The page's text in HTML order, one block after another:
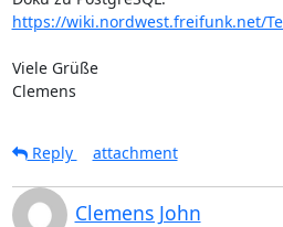
https://wiki.nordwest.freifunk.net/
Viele Grüße
Clemens
Reply
attachment
Clemens John